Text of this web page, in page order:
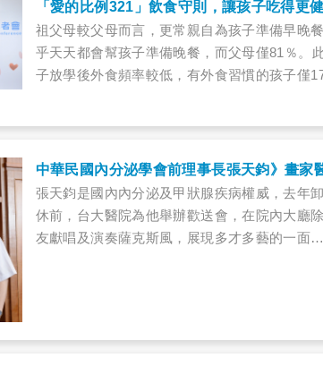
「愛的比例321」飲食守則，讓孩子吃得更
祖父母較父母而言，更常親自為孩子準備早晚
乎天天都會幫孩子準備晚餐，而父母僅81％。
子放學後外食頻率較低，有外食習慣的孩子僅
中華民國內分泌學會前理事長張天鈞》畫家
張天鈞是國內內分泌及甲狀腺疾病權威，去年
休前，台大醫院為他舉辦歡送會，在院內大廳
友獻唱及演奏薩克斯風，展現多才多藝的一